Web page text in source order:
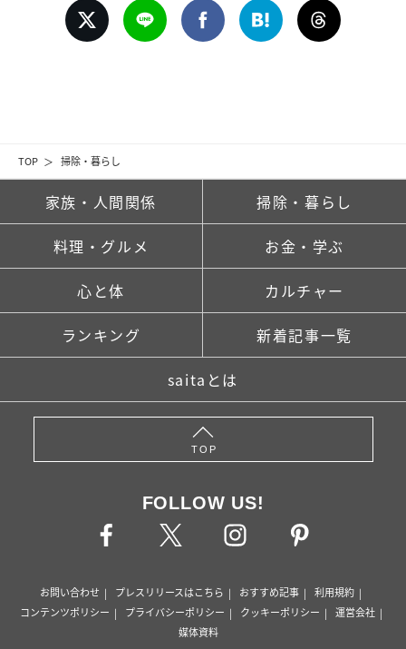
TOP 掃除・暮らし
家族・人間関係 掃除・暮らし
料理・グルメ お金・学ぶ
心と体 カルチャー
ランキング 新着記事一覧
saitaとは
TOP
FOLLOW US!
お問い合わせ プレスリリースはこちら おすすめ記事
利用規約
コンテンツポリシー
プライバシーポリシー クッキーポリシー
運営会社
媒体資料